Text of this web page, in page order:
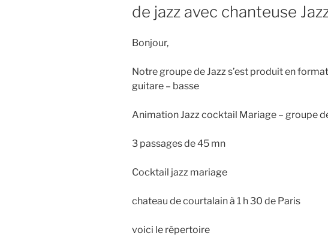
de jazz avec chanteuse
Bonjour,
Notre groupe de Jazz s’est produit en
guitare – basse
Animation Jazz cocktail Mariage – groupe
3 passages de 45 mn
Cocktail jazz mariage
chateau de courtalain à 1 h 30 de Paris
voici le répertoire